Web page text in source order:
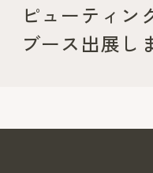
ピューティン
ブース出展し